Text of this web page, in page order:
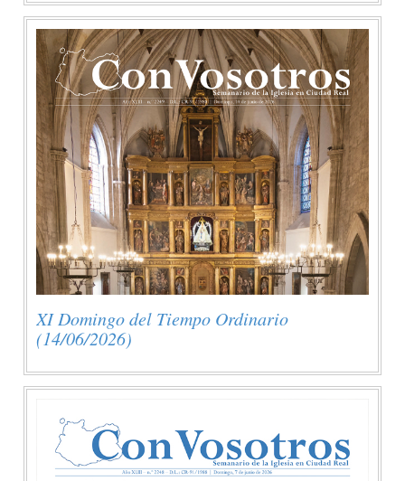
XI Domingo del Tiempo Ordinario
(14/06/2026)